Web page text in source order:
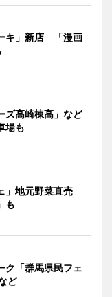
キ」新店 「漫画
ズ高崎棟高」など
場も
」地元野菜直売
も
ク「群馬県民フェ
ど